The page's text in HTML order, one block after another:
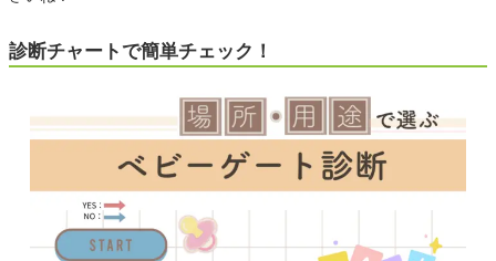
診断チャートで簡単チェック！